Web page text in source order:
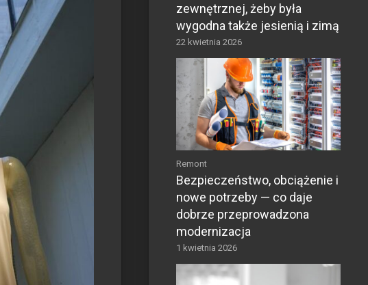
zewnętrznej, żeby była
wygodna także jesienią i zimą
22 kwietnia 2026
Remont
Bezpieczeństwo, obciążenie i
nowe potrzeby — co daje
dobrze przeprowadzona
modernizacja
1 kwietnia 2026